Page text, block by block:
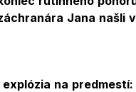
Jana našli
na